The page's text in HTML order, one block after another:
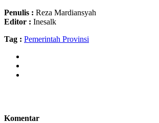
Penulis : Reza Mardiansyah
Editor : Inesalk
Tag : Pemerintah Provinsi
Komentar